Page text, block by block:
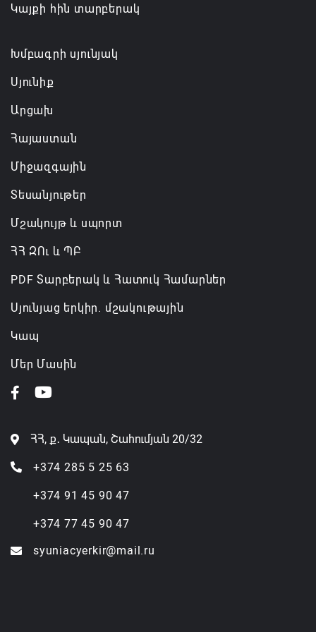
06.08.2026 17:04
Քրիստիննե Գրիգորյանը վերանշանակվել է
պաշտոնում
06.08.2026 14:21
է թե՛ երկրի ներսում ազգային համերաշխության
ժողովրդի շահերի պաշտպանության գործը
06.08.2026 14:18
Կայքի հին տարբերակ
Խմբագրի սյունյակ
Սյունիք
Արցախ
Հայաստան
Միջազգային
Տեսանյութեր
Մշակույթ և սպորտ
ՀՀ ԶՈւ և ՊԲ
PDF Տարբերակ և Հատուկ Համարներ
Սյունյաց երկիր. մշակութային
Կապ
Մեր Մասին
ՀՀ, ք․ Կապան, Շահումյան 20/32
+374 285 5 25 63
+374 91 45 90 47
+374 77 45 90 47
syuniacyerkir@mail.ru